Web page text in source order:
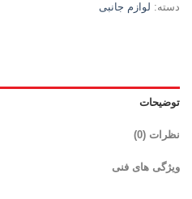
دسته: لوازم جانبی
توضیحات
نظرات (0)
ویژگی های فنی